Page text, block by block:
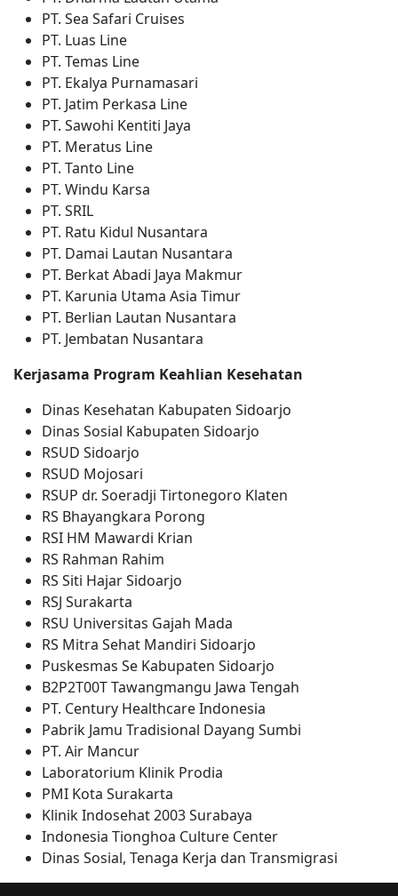
PT. Sea Safari Cruises
PT. Luas Line
PT. Temas Line
PT. Ekalya Purnamasari
PT. Jatim Perkasa Line
PT. Sawohi Kentiti Jaya
PT. Meratus Line
PT. Tanto Line
PT. Windu Karsa
PT. SRIL
PT. Ratu Kidul Nusantara
PT. Damai Lautan Nusantara
PT. Berkat Abadi Jaya Makmur
PT. Karunia Utama Asia Timur
PT. Berlian Lautan Nusantara
PT. Jembatan Nusantara
Kerjasama Program Keahlian Kesehatan
Dinas Kesehatan Kabupaten Sidoarjo
Dinas Sosial Kabupaten Sidoarjo
RSUD Sidoarjo
RSUD Mojosari
RSUP dr. Soeradji Tirtonegoro Klaten
RS Bhayangkara Porong
RSI HM Mawardi Krian
RS Rahman Rahim
RS Siti Hajar Sidoarjo
RSJ Surakarta
RSU Universitas Gajah Mada
RS Mitra Sehat Mandiri Sidoarjo
Puskesmas Se Kabupaten Sidoarjo
B2P2T00T Tawangmangu Jawa Tengah
PT. Century Healthcare Indonesia
Pabrik Jamu Tradisional Dayang Sumbi
PT. Air Mancur
Laboratorium Klinik Prodia
PMI Kota Surakarta
Klinik Indosehat 2003 Surabaya
Indonesia Tionghoa Culture Center
Dinas Sosial, Tenaga Kerja dan Transmigrasi